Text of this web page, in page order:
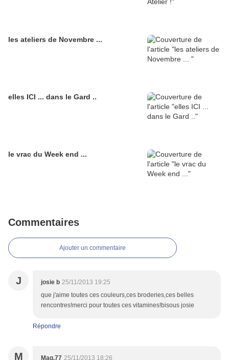
les ateliers de Novembre ...
elles ICI ... dans le Gard ..
le vrac du Week end ...
Commentaires
Ajouter un commentaire
J josie b 25/11/2013 19:25
que j'aime toutes ces couleurs,ces broderies,ces belles
rencontres!merci pour toutes ces vitamines!bisous josie
Répondre
M Mag.77 25/11/2013 18:26